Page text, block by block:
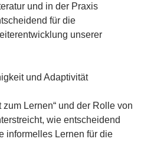
und in der Praxis
für die
unserer
und Adaptivität
Lernen“ und der Rolle von
wie entscheidend
informelles Lernen für die